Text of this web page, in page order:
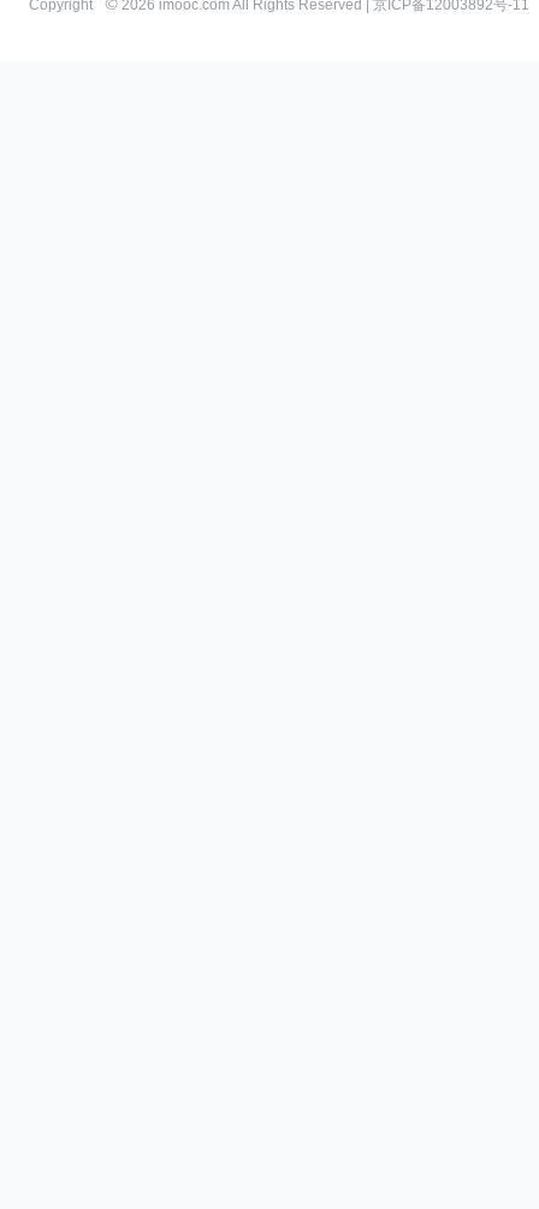
Copyright 2026 imooc.com All Rights Reserved | 京ICP备12003892号-11